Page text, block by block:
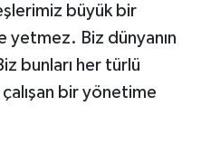
büyük bir
yetmez. Biz dünyanın
bunları her türlü
bir yönetime